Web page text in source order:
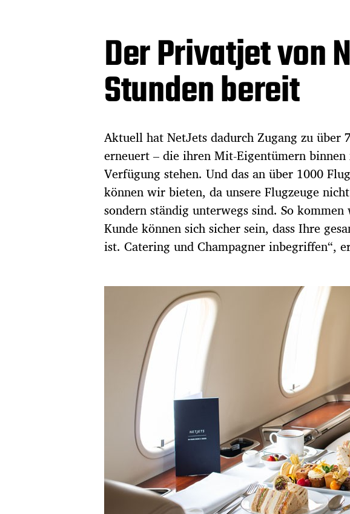
Der Privatjet von
Stunden bereit
Aktuell hat NetJets dadurch Zugang zu
erneuert – die ihren Mit-Eigentümern
Verfügung stehen. Und das an über 1000
können wir bieten, da unsere Flugzeuge
sondern ständig unterwegs sind. So
Kunde können sich sicher sein, dass Ihre
ist. Catering und Champagner inbegriffen“,